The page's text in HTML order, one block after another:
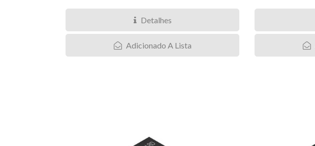
Detalhes
Adicionado A Lista